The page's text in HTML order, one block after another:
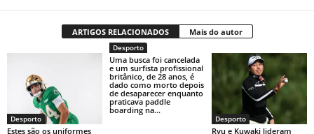
ARTIGOS RELACIONADOS Mais do autor
Desporto
Estes são os uniformes
Desporto
Uma busca foi cancelada
e um surfista profissional
britânico, de 28 anos, é
dado como morto depois
de desaparecer enquanto
praticava paddle
boarding na...
Desporto
Ryu e Kuwaki lideram